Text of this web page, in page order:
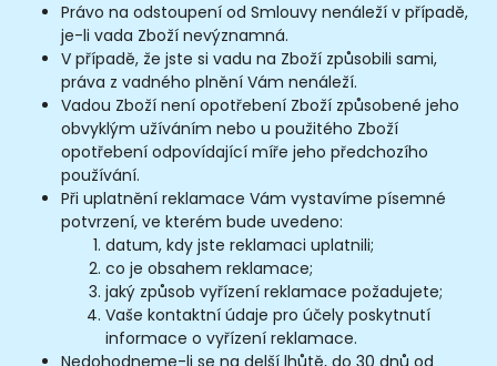
Právo na odstoupení od Smlouvy nenáleží v případě,
je-li vada Zboží nevýznamná.
V případě, že jste si vadu na Zboží způsobili sami,
práva z vadného plnění Vám nenáleží.
Vadou Zboží není opotřebení Zboží způsobené jeho
obvyklým užíváním nebo u použitého Zboží
opotřebení odpovídající míře jeho předchozího
používání.
Při uplatnění reklamace Vám vystavíme písemné
potvrzení, ve kterém bude uvedeno:
datum, kdy jste reklamaci uplatnili;
co je obsahem reklamace;
jaký způsob vyřízení reklamace požadujete;
Vaše kontaktní údaje pro účely poskytnutí
informace o vyřízení reklamace.
Nedohodneme-li se na delší lhůtě, do 30 dnů od